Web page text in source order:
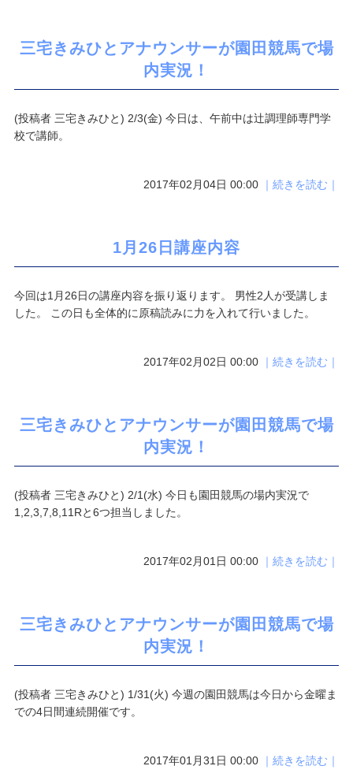
三宅きみひとアナウンサーが園田競馬で場
内実況！
(投稿者 三宅きみひと) 2/3(金) 今日は、午前中は辻調理師専門学
校で講師。
2017年02月04日 00:00 ｜続きを読む｜
1月26日講座内容
今回は1月26日の講座内容を振り返ります。 男性2人が受講しま
した。 この日も全体的に原稿読みに力を入れて行いました。
2017年02月02日 00:00 ｜続きを読む｜
三宅きみひとアナウンサーが園田競馬で場
内実況！
(投稿者 三宅きみひと) 2/1(水) 今日も園田競馬の場内実況で
1,2,3,7,8,11Rと6つ担当しました。
2017年02月01日 00:00 ｜続きを読む｜
三宅きみひとアナウンサーが園田競馬で場
内実況！
(投稿者 三宅きみひと) 1/31(火) 今週の園田競馬は今日から金曜ま
での4日間連続開催です。
2017年01月31日 00:00 ｜続きを読む｜